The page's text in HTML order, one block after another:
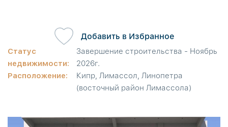
Статус
недвижимости:
Завершение строительства - Ноябрь
2026г.
Расположение:
Кипр, Лимассол, Линопетра
(восточный район Лимассола)
Добавить в Избранное